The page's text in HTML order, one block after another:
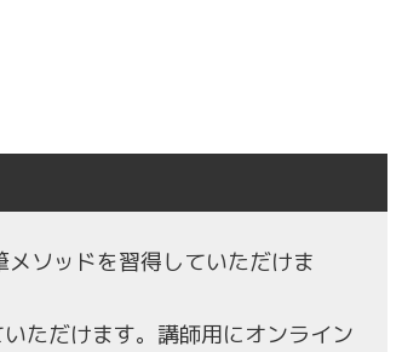
ソッドを習得していただけま
ただけます。講師用にオンライン